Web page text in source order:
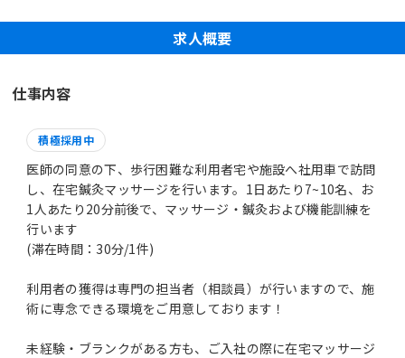
求人概要
仕事内容
積極採用中
医師の同意の下、歩行困難な利用者宅や施設へ社用車で訪問
し、在宅鍼灸マッサージを行います。1日あたり7~10名、お
1人あたり20分前後で、マッサージ・鍼灸および機能訓練を
行います
(滞在時間：30分/1件)
利用者の獲得は専門の担当者（相談員）が行いますので、施
術に専念できる環境をご用意しております！
未経験・ブランクがある方も、ご入社の際に在宅マッサージ